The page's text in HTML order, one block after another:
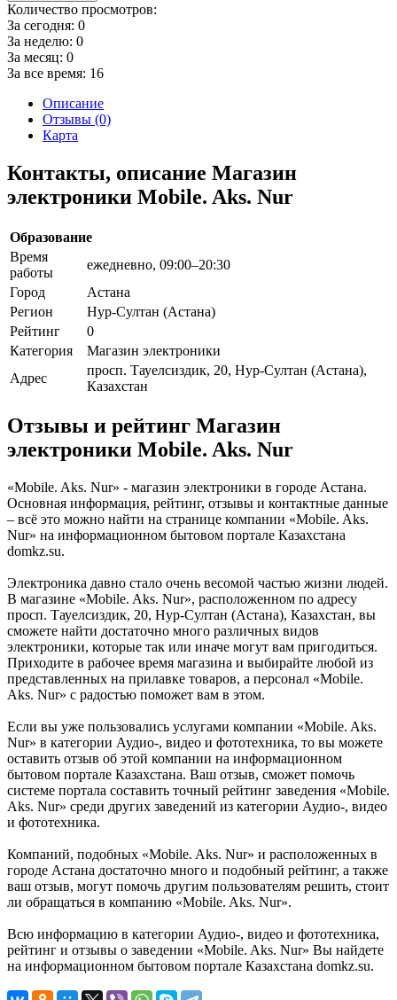
Количество просмотров:
За сегодня: 0
За неделю: 0
За месяц: 0
За все время: 16
Описание
Отзывы (0)
Карта
Контакты, описание Магазин
электроники Mobile. Aks. Nur
Образование
Время
работы
ежедневно, 09:00–20:30
Город
Астана
Регион
Нур-Султан (Астана)
Рейтинг
0
Категория
Магазин электроники
Адрес
просп. Тауелсиздик, 20, Нур-Султан (Астана),
Казахстан
Отзывы и рейтинг Магазин
электроники Mobile. Aks. Nur
«Mobile. Aks. Nur» - магазин электроники в городе Астана.
Основная информация, рейтинг, отзывы и контактные данные
– всё это можно найти на странице компании «Mobile. Aks.
Nur» на информационном бытовом портале Казахстана
domkz.su.
Электроника давно стало очень весомой частью жизни людей.
В магазине «Mobile. Aks. Nur», расположенном по адресу
просп. Тауелсиздик, 20, Нур-Султан (Астана), Казахстан, вы
сможете найти достаточно много различных видов
электроники, которые так или иначе могут вам пригодиться.
Приходите в рабочее время магазина и выбирайте любой из
представленных на прилавке товаров, а персонал «Mobile.
Aks. Nur» с радостью поможет вам в этом.
Если вы уже пользовались услугами компании «Mobile. Aks.
Nur» в категории Аудио-, видео и фототехника, то вы можете
оставить отзыв об этой компании на информационном
бытовом портале Казахстана. Ваш отзыв, сможет помочь
системе портала составить точный рейтинг заведения «Mobile.
Aks. Nur» среди других заведений из категории Аудио-, видео
и фототехника.
Компаний, подобных «Mobile. Aks. Nur» и расположенных в
городе Астана достаточно много и подобный рейтинг, а также
ваш отзыв, могут помочь другим пользователям решить, стоит
ли обращаться в компанию «Mobile. Aks. Nur».
Всю информацию в категории Аудио-, видео и фототехника,
рейтинг и отзывы о заведении «Mobile. Aks. Nur» Вы найдете
на информационном бытовом портале Казахстана domkz.su.